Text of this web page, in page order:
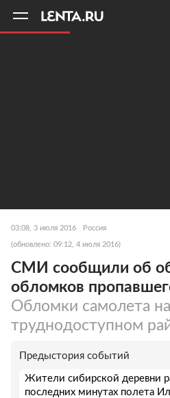
03:08, 3 июля 2016 Россия
(обновлено: 09:12, 4 июля 2016)
СМИ сообщили об
обломков
Обломки самолета
труднодоступном
Предыстория событий
Жители сибирской деревни
последних минутах полета